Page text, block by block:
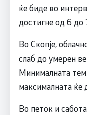
ќе биде во
достигне од 6 до
Во Скопје,
слаб до умерен
Минималната
максималната ќе
Во петок и